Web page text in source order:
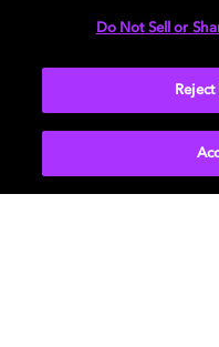
expertos para
películas.
Do Not Sell or